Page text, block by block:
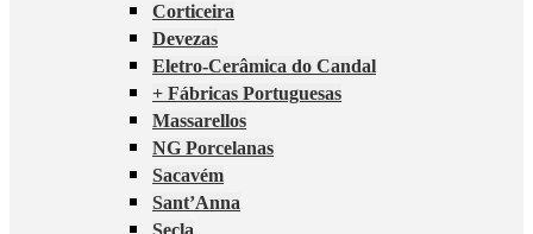
Corticeira
Devezas
Eletro-Cerâmica do Candal
+ Fábricas Portuguesas
Massarellos
NG Porcelanas
Sacavém
Sant’Anna
Secla